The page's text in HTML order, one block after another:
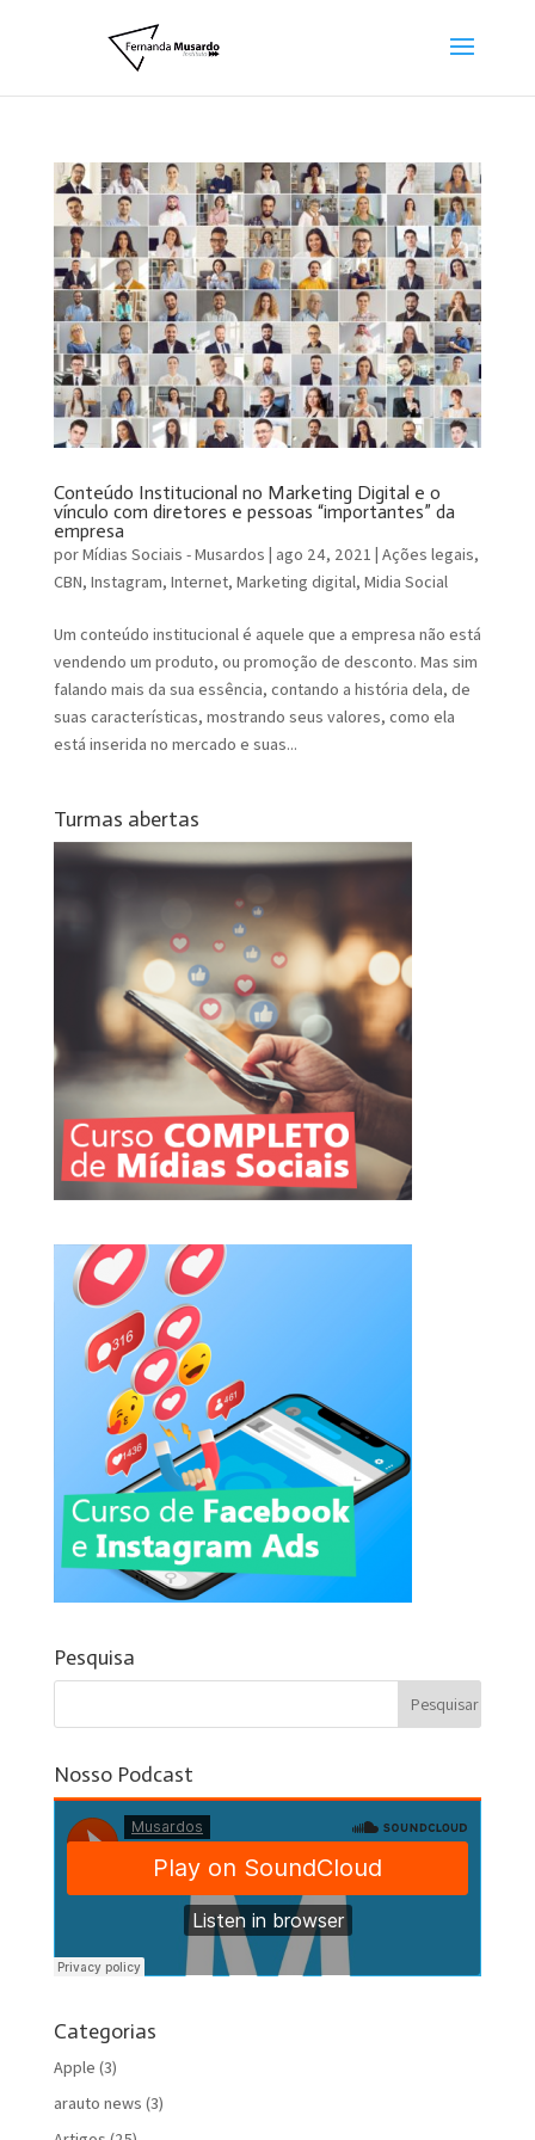
Conteúdo Institucional no Marketing Digital e o
vínculo com diretores e pessoas “importantes” da
empresa
porMídias Sociais - Musardos | ago 24, 2021 | Ações legais,
CBN, Instagram, Internet, Marketing digital, Midia Social
Um conteúdo institucional é aquele que a empresa não está
vendendo um produto, ou promoção de desconto. Mas sim
falando mais da sua essência, contando a história dela, de
suas características, mostrando seus valores, como ela
está inserida no mercado e suas...
Turmas abertas
Pesquisa
Nosso Podcast
Categorias
Apple (3)
arauto news (3)